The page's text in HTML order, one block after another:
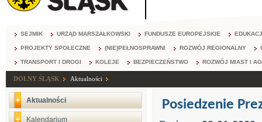
SEJMIK URZĄD MARSZAŁKOWSKI FUNDUSZE EUROPEJSKIE
PROJEKTY SPOŁECZNE (NIE)PEŁNOSPRAWNI ROZWÓJ REGIONALNY
TRANSPORT I DROGI KOLEJE BEZPIECZEŃSTWO ROZWÓJ MIAST I
DOLNY ŚLĄSK Aktualności
Aktualności
Kalendarium
Posiedzenie